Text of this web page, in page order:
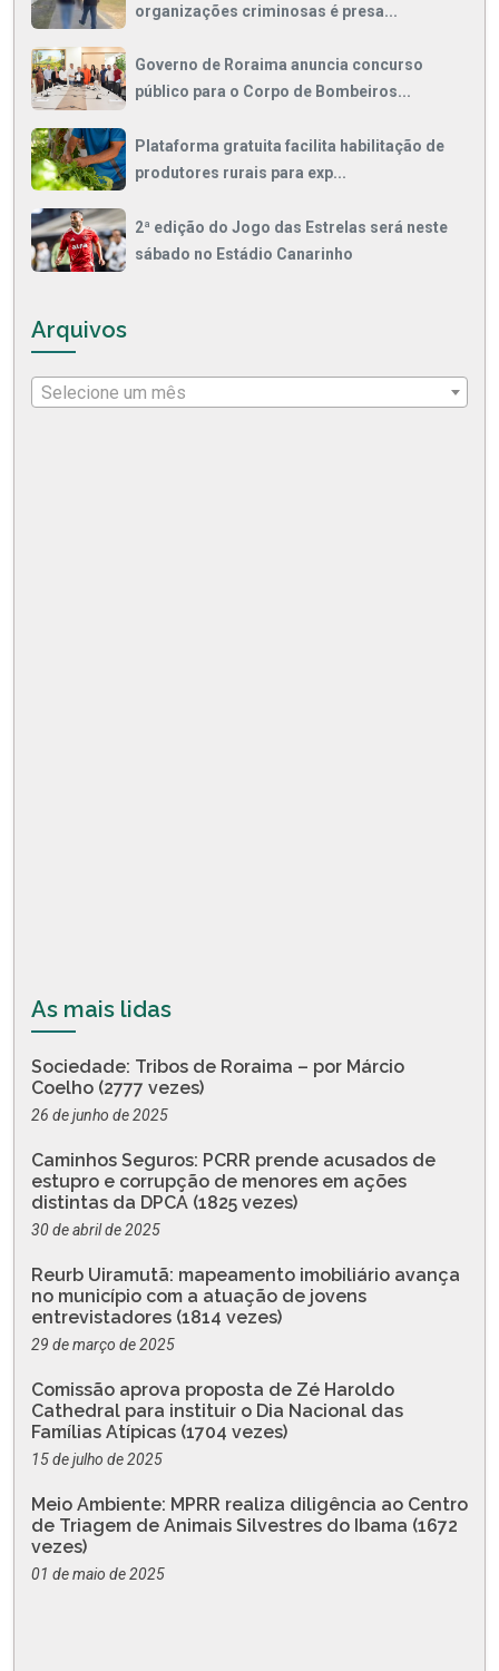
organizações criminosas é presa...
Governo de Roraima anuncia concurso
público para o Corpo de Bombeiros...
Plataforma gratuita facilita habilitação de
produtores rurais para exp...
2ª edição do Jogo das Estrelas será neste
sábado no Estádio Canarinho
Arquivos
Selecione um mês
As mais lidas
Sociedade: Tribos de Roraima – por Márcio
Coelho (2777 vezes)
26 de junho de 2025
Caminhos Seguros: PCRR prende acusados de
estupro e corrupção de menores em ações
distintas da DPCA (1825 vezes)
30 de abril de 2025
Reurb Uiramutã: mapeamento imobiliário avança
no município com a atuação de jovens
entrevistadores (1814 vezes)
29 de março de 2025
Comissão aprova proposta de Zé Haroldo
Cathedral para instituir o Dia Nacional das
Famílias Atípicas (1704 vezes)
15 de julho de 2025
Meio Ambiente: MPRR realiza diligência ao Centro
de Triagem de Animais Silvestres do Ibama (1672
vezes)
01 de maio de 2025